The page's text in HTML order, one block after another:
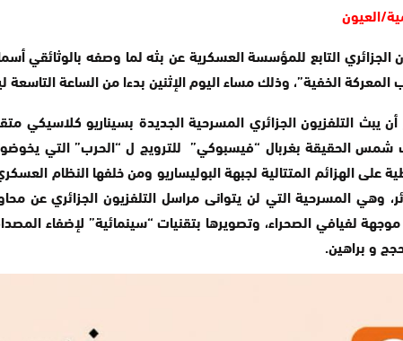
العيون
الخفية”، وذلك مساء اليوم الإثنين بدءا من الساعة التاسعة
يبث التلفزيون الجزائري المسرحية الجديدة بسيناريو كلاسيكي
الحقيقة بغربال “فيسبوكي” للترويج ل “الحرب” التي
على الهزائم المتتالية لجبهة البوليساريو ومن خلفها النظام
وهي المسرحية التي لن يتوانى مراسل التلفزيون الجزائري عن
لفيافي الصحراء، وتصويرها بتقنيات “سينمائية” لإضفاء
و براهين.